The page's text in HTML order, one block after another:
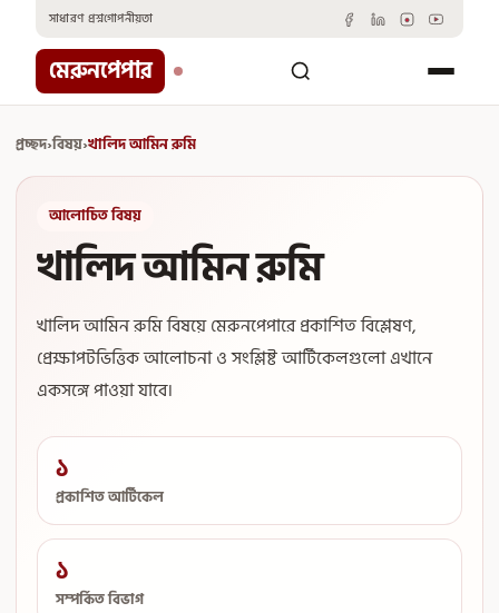
content
সাধারণ প্রশ্নগোপনীয়তা
মেরুনপেপার
প্রচ্ছদ›বিষয়›খালিদ আমিন রুমি
আলোচিত বিষয়
খালিদ আমিন রুমি
খালিদ আমিন রুমি বিষয়ে মেরুনপেপারে প্রকাশিত বিশ্লেষণ,
প্রেক্ষাপটভিত্তিক আলোচনা ও সংশ্লিষ্ট আর্টিকেলগুলো এখানে
একসঙ্গে পাওয়া যাবে।
১
প্রকাশিত আর্টিকেল
১
সম্পর্কিত বিভাগ